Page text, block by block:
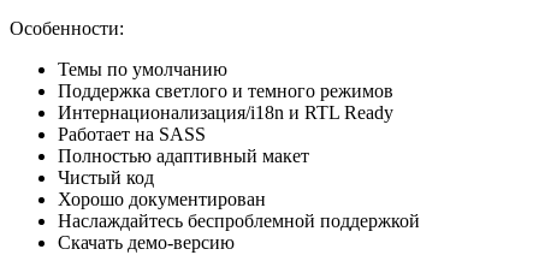
Особенности:
Темы по умолчанию
Поддержка светлого и темного режимов
Интернационализация/i18n и RTL Ready
Работает на SASS
Полностью адаптивный макет
Чистый код
Хорошо документирован
Наслаждайтесь беспроблемной поддержкой
Скачать демо-версию